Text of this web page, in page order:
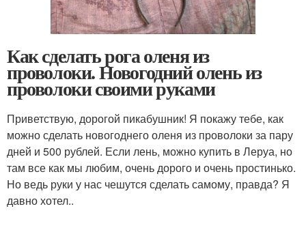
Как сделать рога оленя из
проволоки. Новогодний олень из
проволоки своими руками
Приветствую, дорогой пикабушник! Я покажу тебе, как
можно сделать новогоднего оленя из проволоки за пару
дней и 500 рублей. Если лень, можно купить в Леруа, но
там все как мы любим, очень дорого и очень простинько.
Но ведь руки у нас чешутся сделать самому, правда? Я
давно хотел..